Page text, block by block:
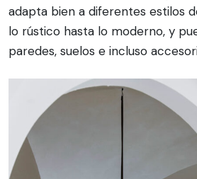
adapta bien a diferentes estilos
lo rústico hasta lo moderno, y
paredes, suelos e incluso